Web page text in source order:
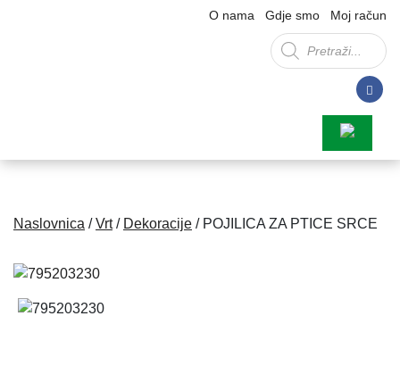
O nama Gdje smo Moj račun
Products
search
Naslovnica /Vrt/ Dekoracije / POJILICA ZA PTICE SRCE